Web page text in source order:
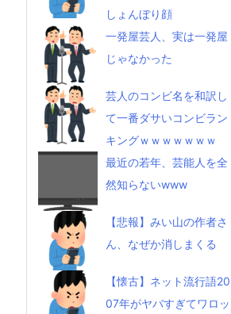
しょんぼり顔
一発屋芸人、実は一発屋
じゃなかった
芸人のコンビ名を和訳し
て一番ダサいコンビラン
キングｗｗｗｗｗｗｗ
最近の若年、芸能人を全
然知らないwww
【悲報】みい山の作者さ
ん、なぜか消しまくる
【懐古】ネット流行語20
07年がヤバすぎてワロッ